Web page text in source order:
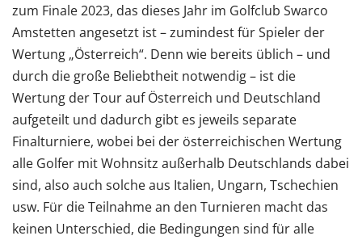
zum Finale 2023, das dieses Jahr im Golfclub Swarco
Amstetten angesetzt ist – zumindest für Spieler der
Wertung „Österreich“. Denn wie bereits üblich – und
durch die große Beliebtheit notwendig – ist die
Wertung der Tour auf Österreich und Deutschland
aufgeteilt und dadurch gibt es jeweils separate
Finalturniere, wobei bei der österreichischen Wertung
alle Golfer mit Wohnsitz außerhalb Deutschlands dabei
sind, also auch solche aus Italien, Ungarn, Tschechien
usw. Für die Teilnahme an den Turnieren macht das
keinen Unterschied, die Bedingungen sind für alle